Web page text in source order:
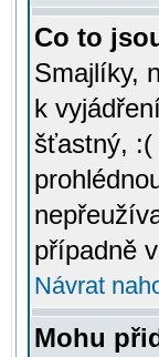
Co to
Smajlíky,
k
šťastný, :(
případně
Návrat
Mohu